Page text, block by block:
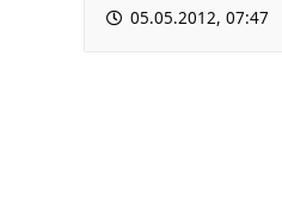
05.05.2012, 07:47